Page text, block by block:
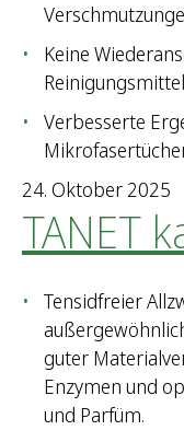
Keine
Verbesserte
24. Oktober 2025
TANET
Tensidfreier
guter
Enzymen und
und Parfüm.